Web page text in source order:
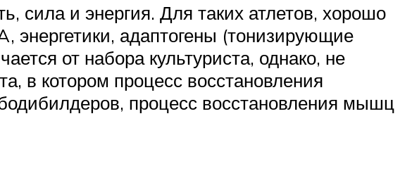
сила и энергия. Для таких атлетов, хорошо
энергетики, адаптогены (тонизирующие
от набора культуриста, однако, не
в котором процесс восстановления
процесс восстановления мышц